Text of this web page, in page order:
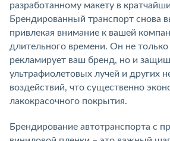
разработанному макету в
Брендированный транспорт снова
привлекая внимание к вашей
длительного времени. Он не
рекламирует ваш бренд, но и
ультрафиолетовых лучей и других
воздействий, что существенно
лакокрасочного покрытия.
Брендирование автотранспорта с